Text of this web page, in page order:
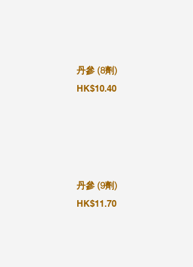
丹參 (8劑)
HK$10.40
丹參 (9劑)
HK$11.70